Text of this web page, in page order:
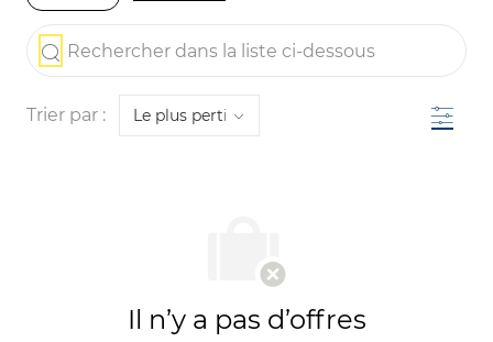
the results are updated
Rechercher dans la liste ci-dessous
Trier par : Filtre
Il n’y a pas d’offres